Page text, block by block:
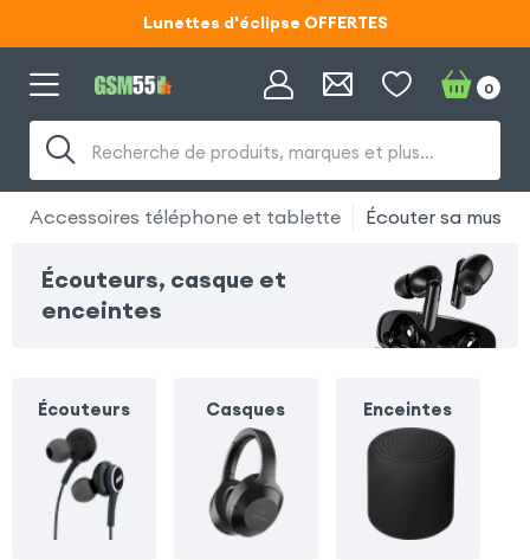
Lunettes d'éclipse OFFERTES
Recherche de produits, marques et plus…
0
Accessoires téléphone et tablette Écouter sa
Écouteurs, casque et
enceintes
Écouteurs Casques Enceintes